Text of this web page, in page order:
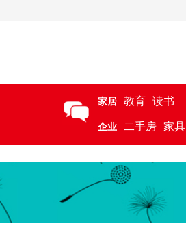
家居 教育 读书
企业 二手房 家具